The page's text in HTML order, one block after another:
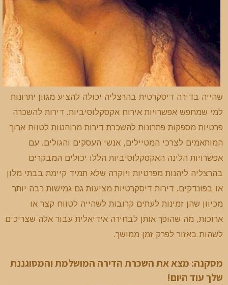
שהייה בדירה דיסקרטית בהרצליה יכולה להציע מגוון יתרונות
למי שמחפש אפשרויות אירוח אקסקלוסיביות. דירות להשכרה
פרטיות מספקות פתרונות להשכרת דירות מרוהטות לטווח ארוך
המותאמים לצרכי המטיילים, אנשי העסקים והגולים. עם
אפשרויות הלינה האקסקלוסיביות הללו יכולים המבקרים
בהרצליה ליהנות מפרטיות ויוקרה שלא תמיד קיימת בבתי מלון
או בפונדקים. דירות דיסקרטיות מציעות גם גמישות רבה יותר
מכיוון שהן זמינות לעתים קרובות לשהייה לטווח קצר או
ארוכות, מה שהופך אותן לבחירה אידיאלית עבור אלה שצריכים
לשהות באזור לפרק זמן ממושך.
מסקנה: מצא את השכרת הדירה המושלמת והמסוגננת
שלך עוד היום!